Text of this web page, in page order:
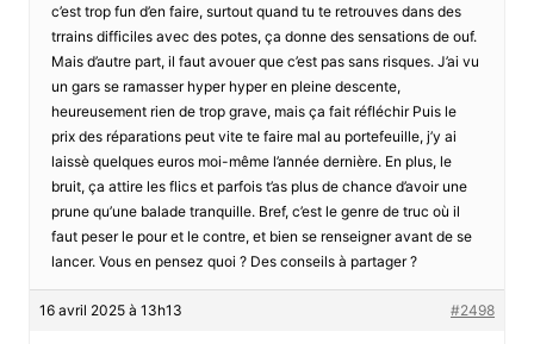
c’est trop fun d’en faire, surtout quand tu te retrouves dans des
trrains difficiles avec des potes, ça donne des sensations de ouf.
Mais d’autre part, il faut avouer que c’est pas sans risques. J’ai vu
un gars se ramasser hyper hyper en pleine descente,
heureusement rien de trop grave, mais ça fait réfléchir Puis le
prix des réparations peut vite te faire mal au portefeuille, j’y ai
laissè quelques euros moi-même l’année dernière. En plus, le
bruit, ça attire les flics et parfois t’as plus de chance d’avoir une
prune qu’une balade tranquille. Bref, c’est le genre de truc où il
faut peser le pour et le contre, et bien se renseigner avant de se
lancer. Vous en pensez quoi ? Des conseils à partager ?
16 avril 2025 à 13h13 #2498